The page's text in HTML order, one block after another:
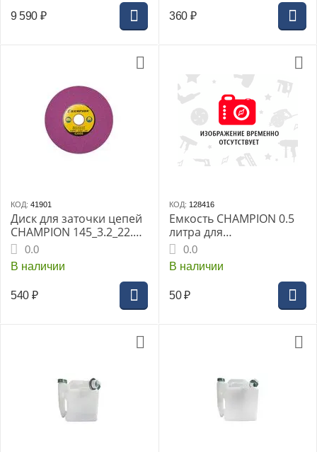
9 590 ₽ 360 ₽
КОД: 41901
Диск для заточки цепей
CHAMPION 145_3.2_22.2
для станка C2001
(3/8PM", 0.325", 1/4)
C2032
0.0
В наличии
540 ₽
КОД: 128416
Емкость CHAMPION 0.5
литра для
приготовления
топливной смеси
0.0
В наличии
50 ₽